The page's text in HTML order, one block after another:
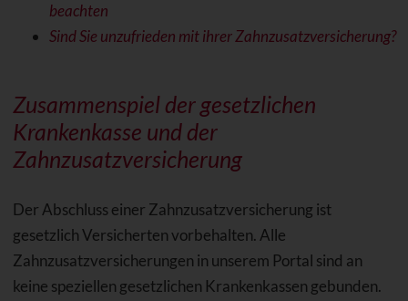
beachten
Sind Sie unzufrieden mit ihrer Zahnzusatzversicherung?
Zusammenspiel der gesetzlichen
Krankenkasse und der
Zahnzusatzversicherung
Der Abschluss einer Zahnzusatzversicherung ist
gesetzlich Versicherten vorbehalten. Alle
Zahnzusatzversicherungen in unserem Portal sind an
keine speziellen gesetzlichen Krankenkassen gebunden.